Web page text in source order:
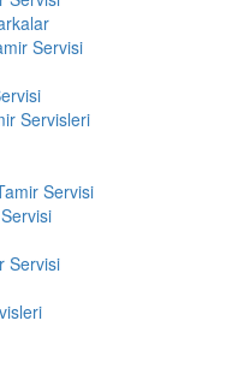
Servisi
Servisleri
Servisi
Servisi